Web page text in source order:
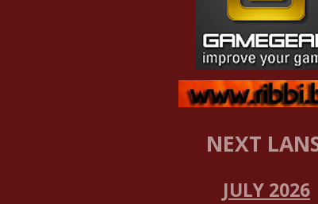
NEXT
JULY 2026